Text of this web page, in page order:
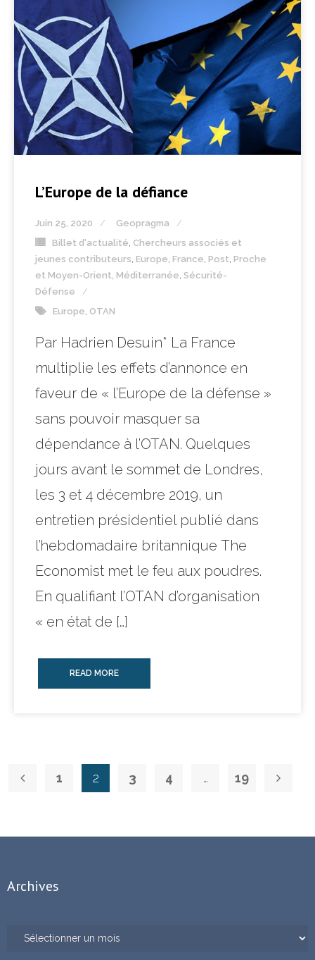
L’Europe de la défiance
Juin 25, 2020
Geopragma
Billet d'actualité Chercheurs associés et
jeunes contributeurs Europe France Post Proche
et Moyen-Orient, Méditerranée Sécurité-
Défense
Europe OTAN
Par Hadrien Desuin* La France
multiplie les effets d’annonce en
faveur de « l’Europe de la défense »
sans pouvoir masquer sa
dépendance à l’OTAN. Quelques
jours avant le sommet de Londres,
les 3 et 4 décembre 2019, un
entretien présidentiel publié dans
l’hebdomadaire britannique The
Economist met le feu aux poudres.
En qualifiant l’OTAN d’organisation
« en état de […]
READ MORE
1 2 3 4 … 19
Archives